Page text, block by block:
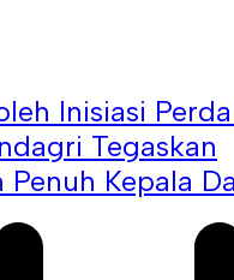
Inisiasi
Tegaskan
Penuh Kepala